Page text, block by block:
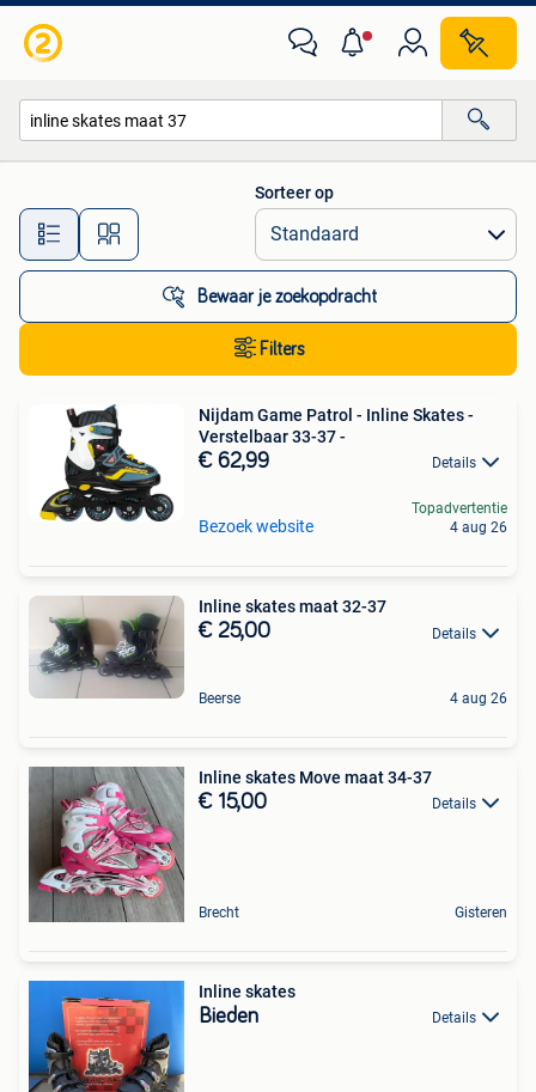
Alle afstanden…
Sorteer op
Bewaar je zoekopdracht
Filters
Nijdam Game Patrol - Inline Skates -
Verstelbaar 33-37 -
€ 62,99 Details
Bezoek website
Topadvertentie
4 aug 26
Inline skates maat 32-37
€ 25,00 Details
Beerse 4 aug 26
Inline skates Move maat 34-37
€ 15,00 Details
Brecht Gisteren
Inline skates
Bieden Details